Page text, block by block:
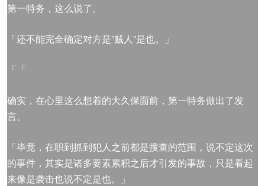
第一特务，这么说了。
「还不能完全确定对方是”贼人”是也。」
「「
确实，在心里这么想着的大久保面前，第一特务做出了发
言。
「毕竟，在职到抓到犯人之前都是搜查的范围，说不定这次
的事件，其实是诸多要素累积之后才引发的事故，只是看起
来像是袭击也说不定是也。」